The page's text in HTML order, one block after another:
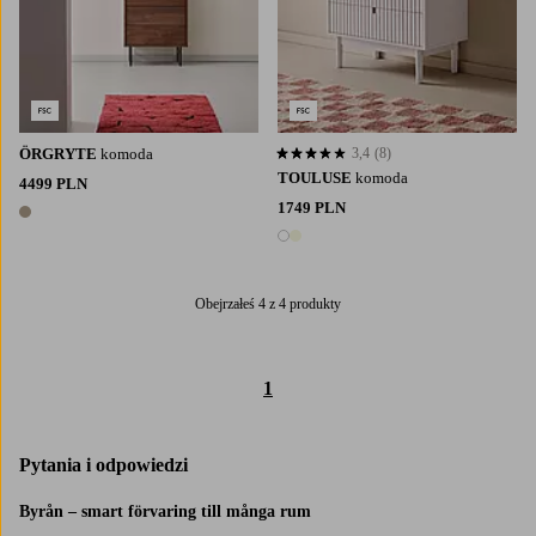
ÖRGRYTE komoda
4499 PLN
1 kolor
TOULUSE komoda
1749 PLN
2 kolory
3,4 opierając się na 8 ocenach
3,4 (8)
Obejrzałeś 4 z 4 produkty
1
Pytania i odpowiedzi
Byrån – smart förvaring till många rum